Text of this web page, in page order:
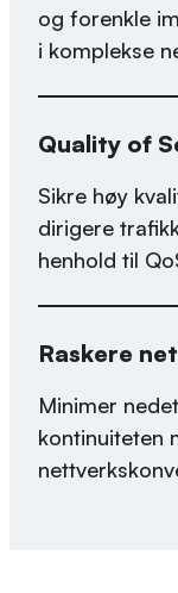
og forenkle
i komplekse
Quality of
Sikre høy
dirigere
henhold til
Raskere
Minimer
kontinuiteten